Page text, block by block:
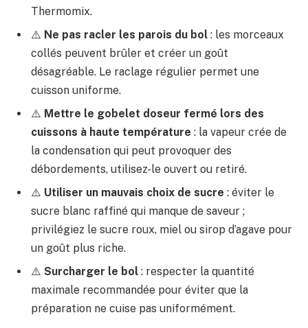
Thermomix.
⚠️ Ne pas racler les parois du bol : les morceaux
collés peuvent brûler et créer un goût
désagréable. Le raclage régulier permet une
cuisson uniforme.
⚠️ Mettre le gobelet doseur fermé lors des
cuissons à haute température : la vapeur crée de
la condensation qui peut provoquer des
débordements, utilisez-le ouvert ou retiré.
⚠️ Utiliser un mauvais choix de sucre : éviter le
sucre blanc raffiné qui manque de saveur ;
privilégiez le sucre roux, miel ou sirop d’agave pour
un goût plus riche.
⚠️ Surcharger le bol : respecter la quantité
maximale recommandée pour éviter que la
préparation ne cuise pas uniformément.